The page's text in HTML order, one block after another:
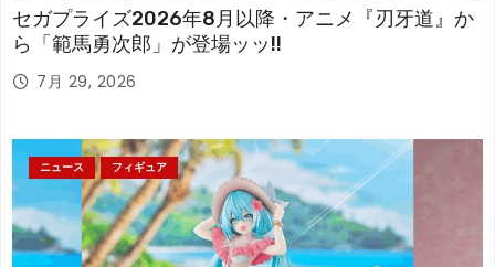
セガプライズ2026年8月以降・アニメ『刃牙道』か
ら「範馬勇次郎」が登場ッッ!!
7月 29, 2026
ニュース フィギュア